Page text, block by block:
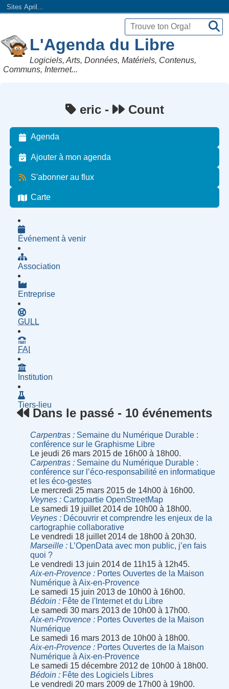
Sites April...
L'Agenda du Libre
Logiciels, Arts, Données, Matériels, Contenus,
Communs, Internet...
eric - Count
Agenda
Ajouter à mon agenda
S'abonner au flux
Carte
Événement à venir
Association
Entreprise
GULL
FAI
Institution
Tiers-lieu
Dans le passé - 10 événements
Carpentras
Semaine du Numérique Durable :
conférence sur le Graphisme Libre
Le jeudi 26 mars 2015 de 16h00 à 18h00.
Carpentras
Semaine du Numérique Durable :
conférence sur l’éco-responsabilité en informatique
et les éco-gestes
Le mercredi 25 mars 2015 de 14h00 à 16h00.
Veynes
Cartopartie OpenStreetMap
Le samedi 19 juillet 2014 de 10h00 à 18h00.
Veynes
Découvrir et comprendre les enjeux de la
cartographie collaborative
Le vendredi 18 juillet 2014 de 18h00 à 20h30.
Marseille
L’OpenData avec mon public, j’en fais
quoi ?
Le vendredi 13 juin 2014 de 11h15 à 12h45.
Aix-en-Provence
Portes Ouvertes de la Maison
Numérique à Aix-en-Provence
Le samedi 15 juin 2013 de 10h00 à 16h00.
Bédoin
Fête de l'Internet et du Libre
Le samedi 30 mars 2013 de 10h00 à 17h00.
Aix-en-Provence
Portes Ouvertes de la Maison
Numérique
Le samedi 16 mars 2013 de 10h00 à 18h00.
Aix-en-Provence
Portes Ouvertes de la Maison
Numérique à Aix-en-Provence
Le samedi 15 décembre 2012 de 10h00 à 18h00.
Bédoin
Fête des Logiciels Libres
Le vendredi 20 mars 2009 de 17h00 à 19h00.